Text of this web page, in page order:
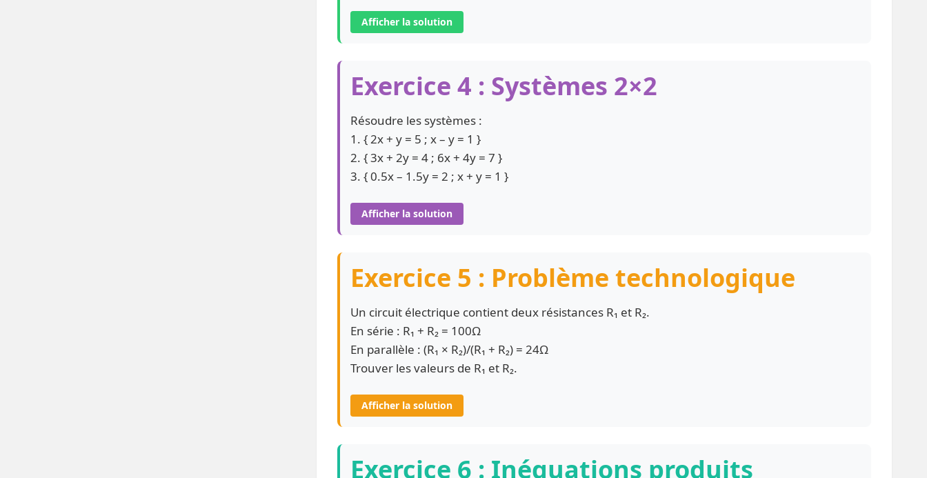
Afficher la solution
Exercice 4 : Systèmes 2×2
Résoudre les systèmes :
1. { 2x + y = 5 ; x – y = 1 }
2. { 3x + 2y = 4 ; 6x + 4y = 7 }
3. { 0.5x – 1.5y = 2 ; x + y = 1 }
Afficher la solution
Exercice 5 : Problème technologique
Un circuit électrique contient deux résistances R₁ et R₂.
En série : R₁ + R₂ = 100Ω
En parallèle : (R₁ × R₂)/(R₁ + R₂) = 24Ω
Trouver les valeurs de R₁ et R₂.
Afficher la solution
Exercice 6 : Inéquations produits